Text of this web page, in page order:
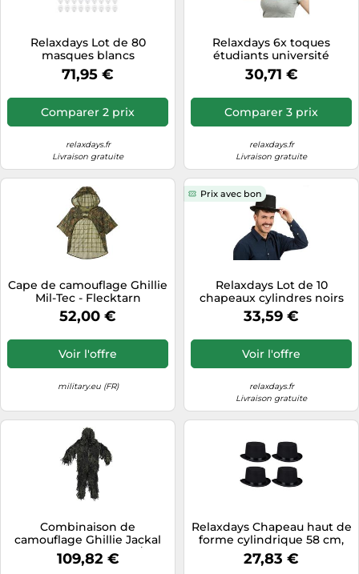
Tablettes tactiles
Téléphonie
Téléviseurs
Télévision & vidéo
Relaxdays Lot de 80
masques blancs
71,95 €
Comparer 2 prix
relaxdays.fr
Livraison gratuite
Relaxdays 6x toques
étudiants université
diplôme
30,71 €
Comparer 3 prix
relaxdays.fr
Livraison gratuite
Cape de camouflage Ghillie
Mil-Tec - Flecktarn
52,00 €
Voir l'offre
military.eu (FR)
Prix avec bon
Relaxdays Lot de 10
chapeaux cylindres noirs
33,59 €
Voir l'offre
relaxdays.fr
Livraison gratuite
Combinaison de
camouflage Ghillie Jackal
MFH - Woodland M/L
109,82 €
Relaxdays Chapeau haut de
forme cylindrique 58 cm,
polyester 60 g – Lot de 4,
Noir
27,83 €